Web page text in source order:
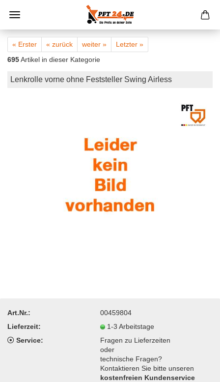
« Erster « zurück weiter »
Letzter »
695Artikel in dieser Kategorie
Lenkrolle vorne ohne Feststeller Swing Airless
Art.Nr.:
00459804
Lieferzeit:
1-3 Arbeitstage
Service:
Fragen zu Lieferzeiten
oder
technische Fragen?
Kontaktieren Sie bitte unseren
kostenfreien Kundenservice